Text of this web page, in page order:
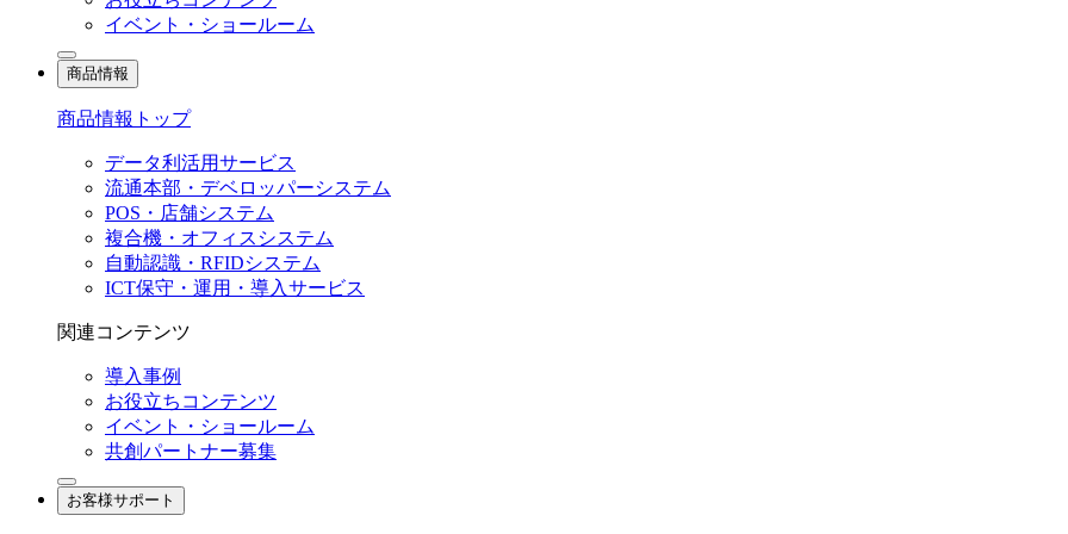
イベント・ショールーム
商品情報
商品情報トップ
データ利活用サービス
流通本部・デベロッパーシステム
POS・店舗システム
複合機・オフィスシステム
自動認識・RFIDシステム
ICT保守・運用・導入サービス
関連コンテンツ
導入事例
お役立ちコンテンツ
イベント・ショールーム
共創パートナー募集
お客様サポート